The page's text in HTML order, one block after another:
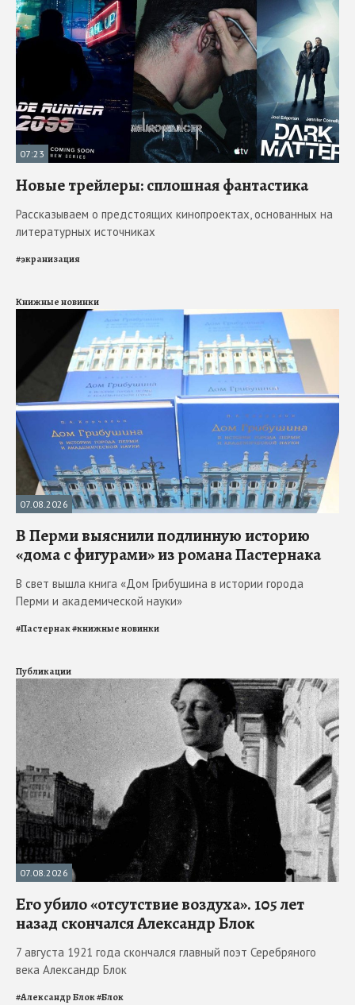
07:23
Новые трейлеры: сплошная фантастика
Рассказываем о предстоящих кинопроектах, основанных на
литературных источниках
#экранизация
Книжные новинки
07.08.2026
В Перми выяснили подлинную историю
«дома с фигурами» из романа Пастернака
В свет вышла книга «Дом Грибушина в истории города
Перми и академической науки»
#Пастернак#книжные новинки
Публикации
07.08.2026
Его убило «отсутствие воздуха». 105 лет
назад скончался Александр Блок
7 августа 1921 года скончался главный поэт Серебряного
века Александр Блок
#Александр Блок#Блок